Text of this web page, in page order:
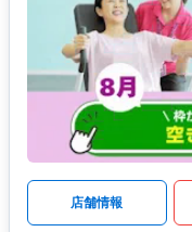
店舗情報